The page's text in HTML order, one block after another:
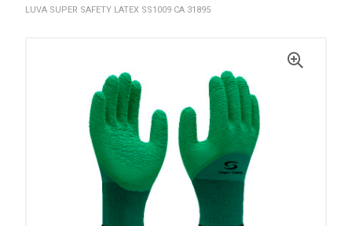
LUVA SUPER SAFETY LATEX SS1009 CA 31895